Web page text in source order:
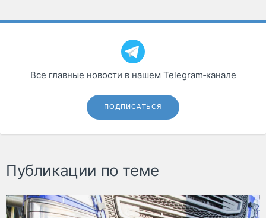
Все главные новости в нашем Telegram‑канале
ПОДПИСАТЬСЯ
Публикации по теме